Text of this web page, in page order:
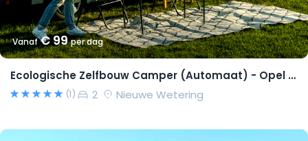
Vanaf€ 99per dag
Ecologische Zelfbouw Camper (Automaat) - Opel Movano 2015 – Richard
(1) 2 Nieuwe Wetering